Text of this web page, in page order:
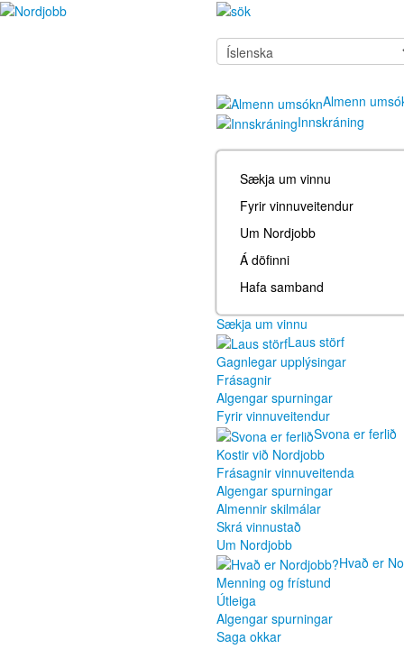
Almenn
Innskráning
Sækja um vinnu
Fyrir vinnuveitendur
Um Nordjobb
Á döfinni
Hafa samband
Sækja um vinnu
Laus störf
Gagnlegar upplýsingar
Frásagnir
Algengar spurningar
Fyrir vinnuveitendur
Svona er ferlið
Kostir við Nordjobb
Frásagnir vinnuveitenda
Algengar spurningar
Almennir skilmálar
Skrá vinnustað
Um Nordjobb
Hvað er
Menning og frístund
Útleiga
Algengar spurningar
Saga okkar